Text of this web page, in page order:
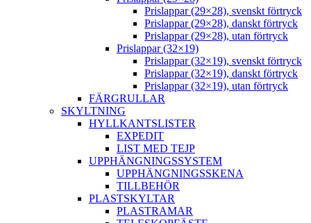
Prislappar (29×28), svenskt förtryck
Prislappar (29×28), danskt förtryck
Prislappar (29×28), utan förtryck
Prislappar (32×19)
Prislappar (32×19), svenskt förtryck
Prislappar (32×19), danskt förtryck
Prislappar (32×19), utan förtryck
FÄRGRULLAR
SKYLTNING
HYLLKANTSLISTER
EXPEDIT
LIST MED TEJP
UPPHÄNGNINGSSYSTEM
UPPHÄNGNINGSSKENA
TILLBEHÖR
PLASTSKYLTAR
PLASTRAMAR